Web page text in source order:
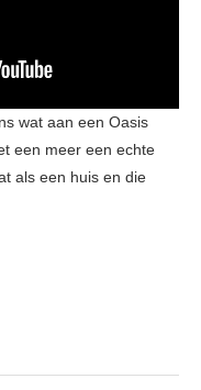
wat aan een Oasis
een meer een echte
als een huis en die